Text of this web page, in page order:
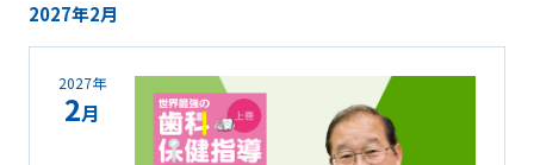
2027年2月
2027年
2月